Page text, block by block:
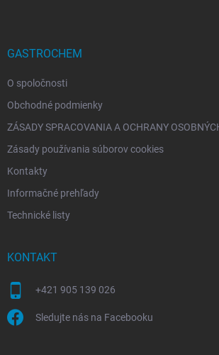
GASTROCHEM
O spoločnosti
Obchodné podmienky
ZÁSADY SPRACOVANIA A OCHRANY
Zásady používania súborov cookies
Kontakty
Informačné prehľady
Technické listy
KONTAKT
+421 905 139 026
Sledujte nás na Facebooku